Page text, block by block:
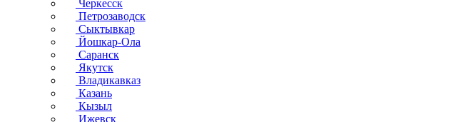
Черкесск
Петрозаводск
Сыктывкар
Йошкар-Ола
Саранск
Якутск
Владикавказ
Казань
Кызыл
Ижевск